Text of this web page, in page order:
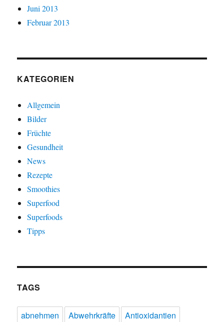
Juni 2013
Februar 2013
KATEGORIEN
Allgemein
Bilder
Früchte
Gesundheit
News
Rezepte
Smoothies
Superfood
Superfoods
Tipps
TAGS
abnehmen Abwehrkräfte Antioxidantien